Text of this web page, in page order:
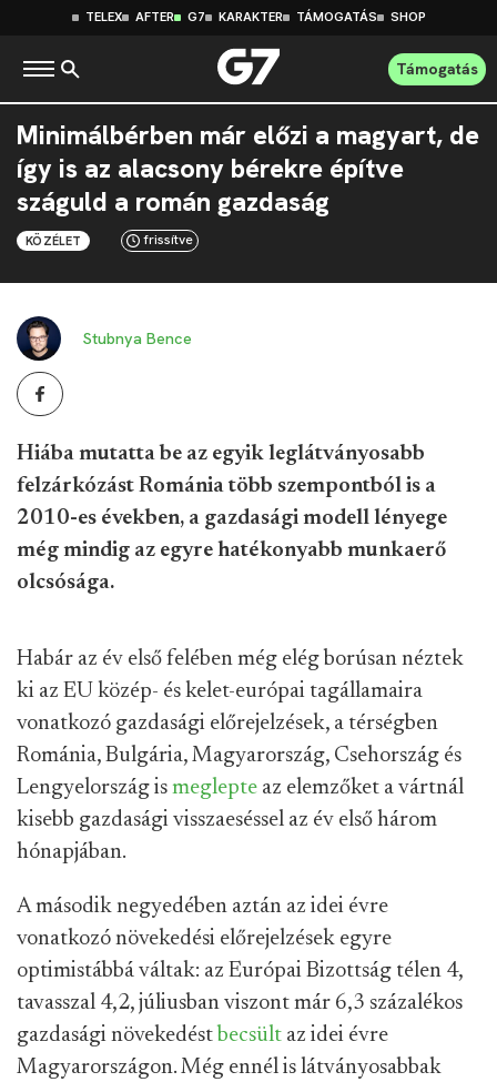
TELEX AFTER G7 KARAKTER TÁMOGATÁS SHOP
Támogatás
Minimálbérben már előzi a magyart, de
így is az alacsony bérekre építve
száguld a román gazdaság
KÖZÉLET frissítve
Stubnya Bence
Hiába mutatta be az egyik leglátványosabb
felzárkózást Románia több szempontból is a
2010-es években, a gazdasági modell lényege
még mindig az egyre hatékonyabb munkaerő
olcsósága.
Habár az év első felében még elég borúsan néztek
ki az EU közép- és kelet-európai tagállamaira
vonatkozó gazdasági előrejelzések, a térségben
Románia, Bulgária, Magyarország, Csehország és
Lengyelország is meglepte az elemzőket a vártnál
kisebb gazdasági visszaeséssel az év első három
hónapjában.
A második negyedében aztán az idei évre
vonatkozó növekedési előrejelzések egyre
optimistábbá váltak: az Európai Bizottság télen 4,
tavasszal 4,2, júliusban viszont már 6,3 százalékos
gazdasági növekedést becsült az idei évre
Magyarországon. Még ennél is látványosabbak